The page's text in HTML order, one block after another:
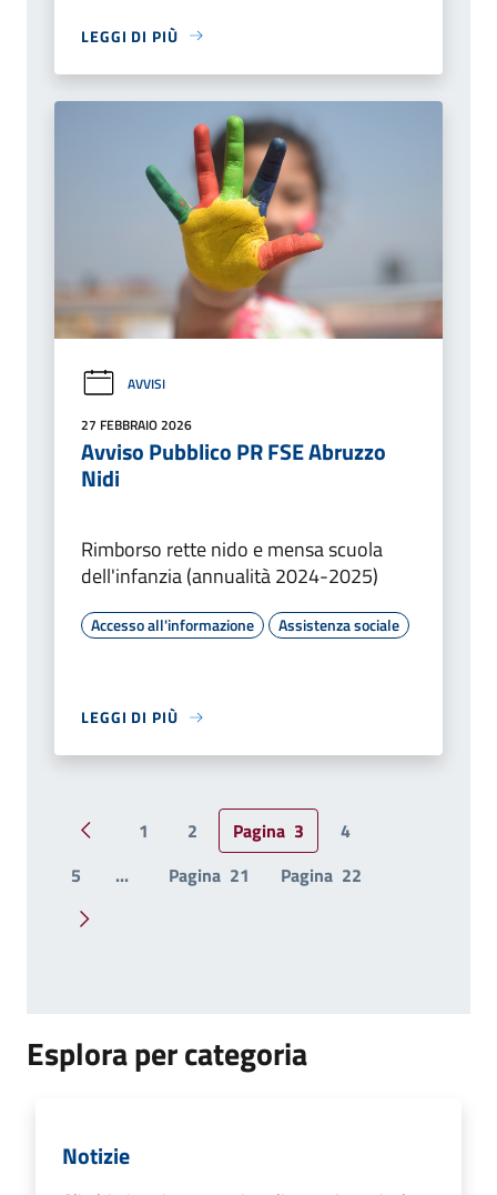
LEGGI DI PIÙ
AVVISI
27 FEBBRAIO 2026
Avviso Pubblico PR FSE Abruzzo
Nidi
Rimborso rette nido e mensa scuola
dell'infanzia (annualità 2024-2025)
Accesso all'informazione Assistenza sociale
LEGGI DI PIÙ
Pagina precedente
1 2 Pagina 3
4
5
... Pagina 21 Pagina 22
Pagina successiva
Esplora per categoria
Notizie